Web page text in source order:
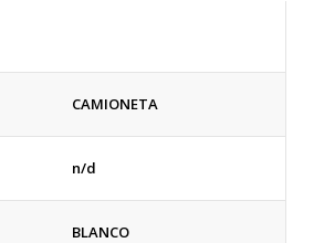
CAMIONETA
n/d
BLANCO